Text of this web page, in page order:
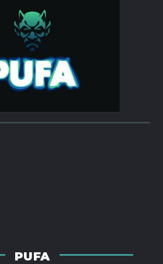
PUFA